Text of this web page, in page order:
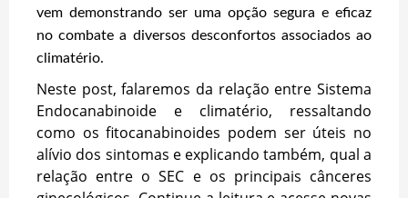
vem demonstrando ser uma opção segura e eficaz
no combate a diversos desconfortos associados ao
climatério.
Neste post, falaremos da relação entre Sistema
Endocanabinoide e climatério, ressaltando
como os fitocanabinoides podem ser úteis no
alívio dos sintomas e explicando também, qual a
relação entre o SEC e os principais cânceres